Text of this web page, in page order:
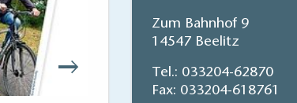
Zum Bahnhof 9
14547 Beelitz
Tel.: 033204-62870
Fax: 033204-618761